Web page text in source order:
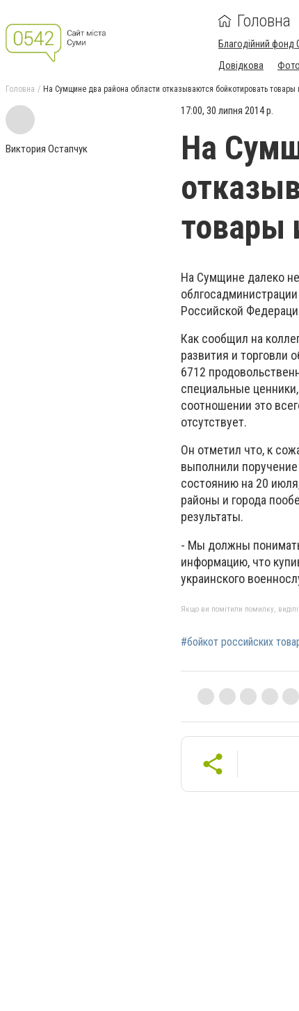
Головна
Благодійний
Довідкова
Головна На Сумщине два района области отказываются бойкотировать товары
Виктория Остапчук
17:00, 30 липня 2014 р.
На
товары
На Сумщине далеко
Российской
Как сообщил на
развития и торговли
6712
специальные
соотношении это
отсутствует.
Он отметил что, к
выполнили
состоянию на 20
районы и города
результаты.
- Мы должны
информацию, что
украинского
Якщо ви помітили помилку,
#бойкот российских